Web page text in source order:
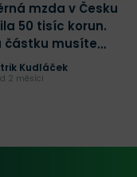
mzda v Česku
50 tisíc korun.
částku musíte
pokud chcete
nemovitost
Kudláček
2 měsíci